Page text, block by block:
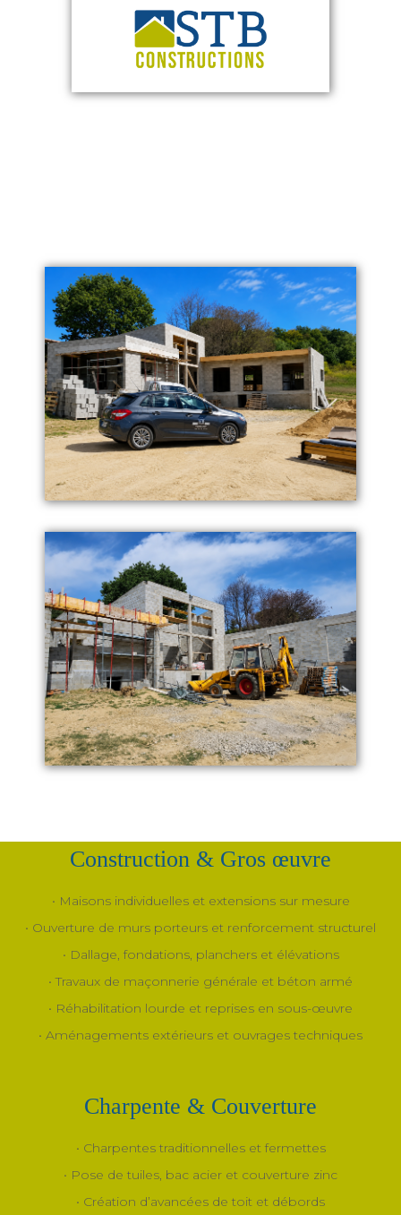
Construction & Gros œuvre
• Maisons individuelles et extensions sur mesure
• Ouverture de murs porteurs et renforcement structurel
• Dallage, fondations, planchers et élévations
• Travaux de maçonnerie générale et béton armé
• Réhabilitation lourde et reprises en sous-œuvre
• Aménagements extérieurs et ouvrages techniques
Charpente & Couverture
• Charpentes traditionnelles et fermettes
• Pose de tuiles, bac acier et couverture zinc
• Création d’avancées de toit et débords